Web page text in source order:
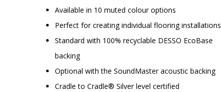
Available in 10 muted colour options
Perfect for creating individual flooring installations
Standard with 100% recyclable DESSO EcoBase
backing
Optional with the SoundMaster acoustic backing
Cradle to Cradle® Silver level certified